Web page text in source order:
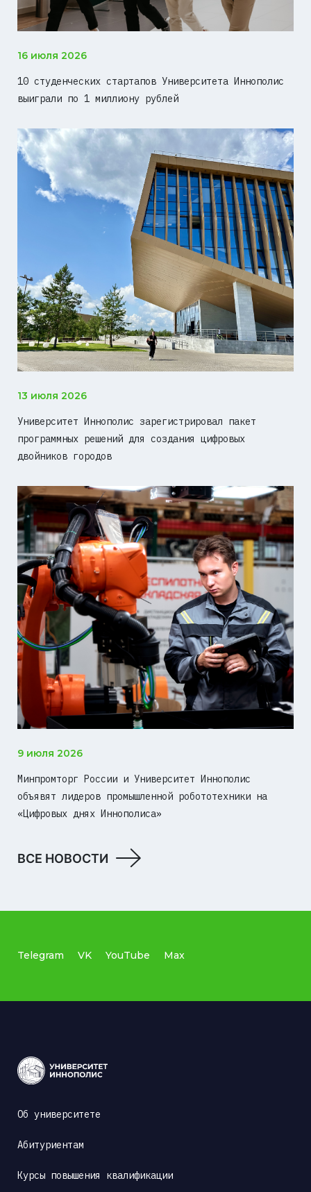
16 июля 2026
10 студенческих стартапов Университета Иннополис
выиграли по 1 миллиону рублей
13 июля 2026
Университет Иннополис зарегистрировал пакет
программных решений для создания цифровых
двойников городов
9 июля 2026
Минпромторг России и Университет Иннополис
объявят лидеров промышленной робототехники на
«Цифровых днях Иннополиса»
ВСЕ НОВОСТИ
Telegram VK YouTube Max
Об университете
Абитуриентам
Курсы повышения квалификации